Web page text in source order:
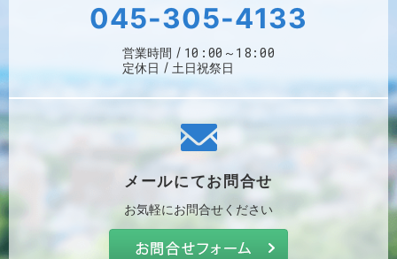
045-305-4133
営業時間 10:00～18:00
定休日 土日祝祭日
メールにてお問合せ
お気軽にお問合せください